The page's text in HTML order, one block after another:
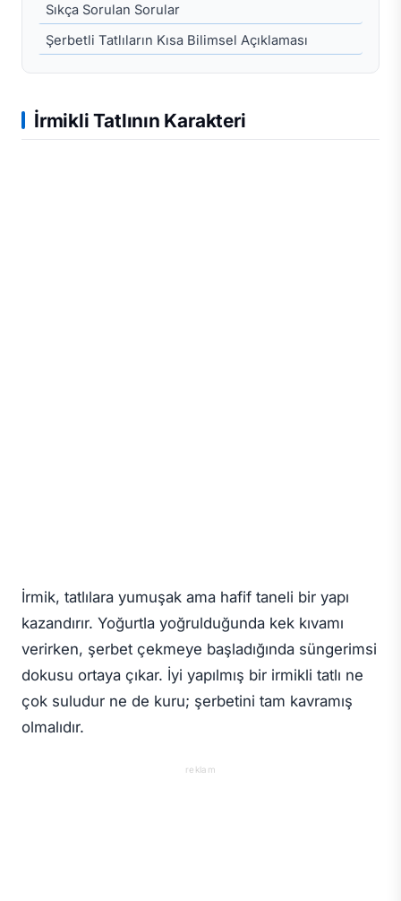
Sıkça Sorulan Sorular
Şerbetli Tatlıların Kısa Bilimsel Açıklaması
İrmikli Tatlının Karakteri
İrmik, tatlılara yumuşak ama hafif taneli bir yapı
kazandırır. Yoğurtla yoğrulduğunda kek kıvamı
verirken, şerbet çekmeye başladığında süngerimsi
dokusu ortaya çıkar. İyi yapılmış bir irmikli tatlı ne
çok suludur ne de kuru; şerbetini tam kavramış
olmalıdır.
reklam